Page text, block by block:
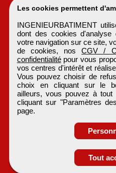
Les cookies permettent
INGENIEURBATIMENT
dont des cookies d'analyse
votre navigation sur ce site,
de cookies, nosCGV /
confidentialitépour vous
vos centres d'intérêt et
Vous pouvez choisir de
choix en cliquant sur le
ailleurs, vous pouvez à
cliquant sur "Paramètres
page.
Tout